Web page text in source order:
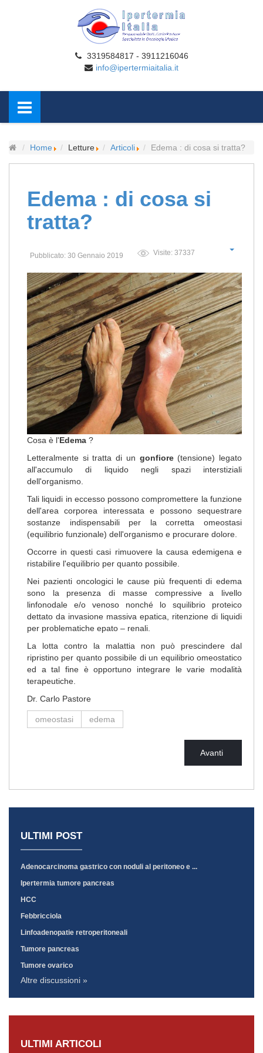
3319584817 - 3911216046
info@ipertermiaitalia.it
Home Letture Articoli Edema : di cosa si tratta?
Edema : di cosa si
tratta?
Pubblicato: 30 Gennaio 2019 Visite: 37337
Cosa è l'Edema ?
Letteralmente si tratta di un gonfiore(tensione) legato
all'accumulo di liquido negli spazi interstiziali
dell'organismo.
Tali liquidi in eccesso possono compromettere la funzione
dell'area corporea interessata e possono sequestrare
sostanze indispensabili per la corretta omeostasi
(equilibrio funzionale) dell'organismo e procurare dolore.
Occorre in questi casi rimuovere la causa edemigena e
ristabilire l'equilibrio per quanto possibile.
Nei pazienti oncologici le cause più frequenti di edema
sono la presenza di masse compressive a livello
linfonodale e/o venoso nonché lo squilibrio proteico
dettato da invasione massiva epatica, ritenzione di liquidi
per problematiche epato – renali.
La lotta contro la malattia non può prescindere dal
ripristino per quanto possibile di un equilibrio omeostatico
ed a tal fine è opportuno integrare le varie modalità
terapeutiche.
Dr. Carlo Pastore
omeostasi edema
Avanti
ULTIMI POST
Adenocarcinoma gastrico con noduli al peritoneo e ...
Ipertermia tumore pancreas
HCC
Febbricciola
Linfoadenopatie retroperitoneali
Tumore pancreas
Tumore ovarico
Altre discussioni »
ULTIMI ARTICOLI